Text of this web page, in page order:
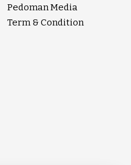
Pedoman Media
Term & Condition